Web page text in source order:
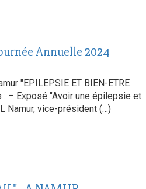
Annuelle 2024
"EPILEPSIE ET BIEN-ETRE
– Exposé "Avoir une épilepsie et
Namur, vice-président (…)